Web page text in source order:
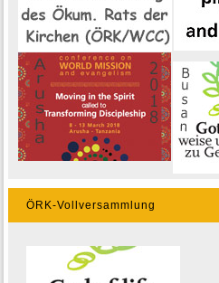
ÖRK-Vollversammlung